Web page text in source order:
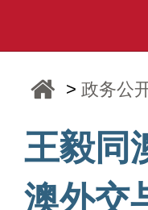
>政务公
王毅同
澳外交